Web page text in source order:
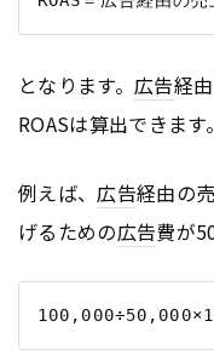
となります。 広告経
ROASは算出できます。
例えば、 広告経由の
げるための広告費が